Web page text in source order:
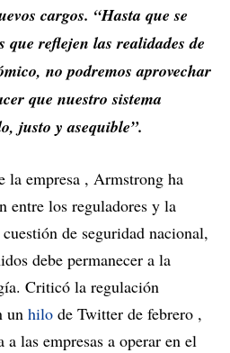
cargos. “Hasta que se
que reflejen las realidades de
no podremos aprovechar
que nuestro sistema
justo y asequible”.
la empresa , Armstrong ha
entre los reguladores y la
de seguridad nacional,
debe permanecer a la
Criticó la regulación
un hilo de Twitter de febrero ,
las empresas a operar en el